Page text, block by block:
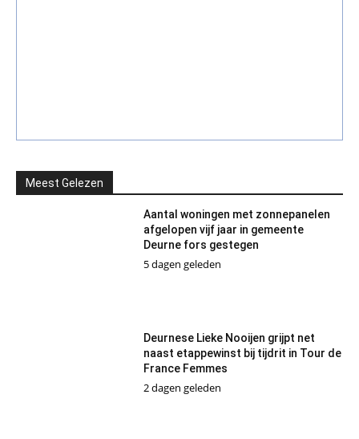
Meest Gelezen
Aantal woningen met zonnepanelen
afgelopen vijf jaar in gemeente
Deurne fors gestegen
5 dagen geleden
Deurnese Lieke Nooijen grijpt net
naast etappewinst bij tijdrit in Tour de
France Femmes
2 dagen geleden